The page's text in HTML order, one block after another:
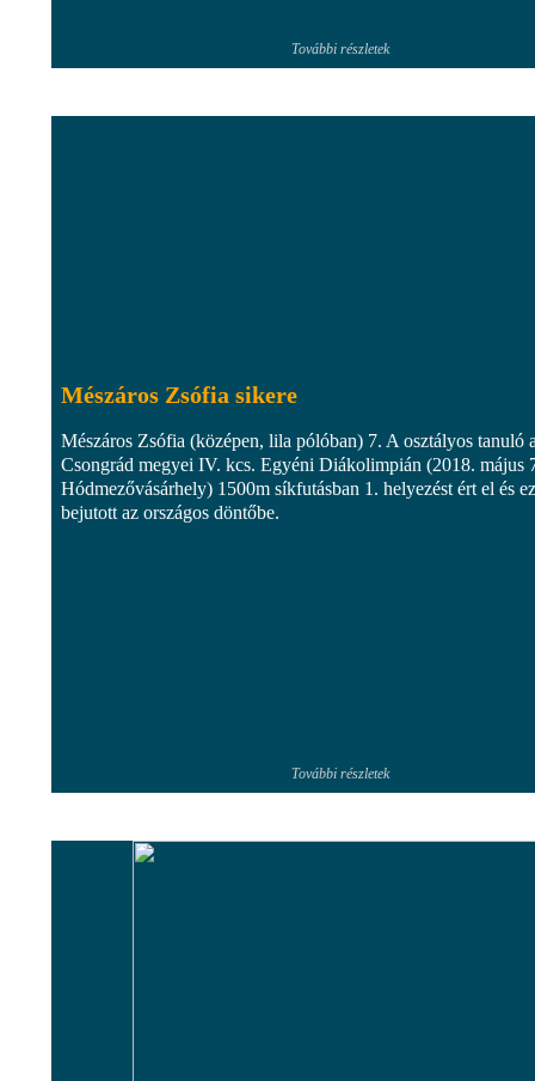
További részletek
Mészáros Zsófia sikere
Mészáros Zsófia (középen, lila pólóban) 7. A osztályos tanuló
Csongrád megyei IV. kcs. Egyéni Diákolimpián (2018. május
Hódmezővásárhely) 1500m síkfutásban 1. helyezést ért el és
bejutott az országos döntőbe.
További részletek